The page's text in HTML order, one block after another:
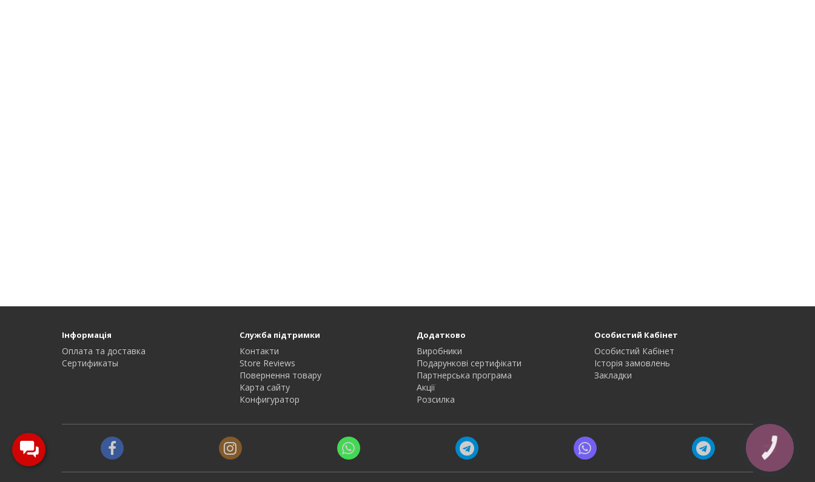
Інформація
Оплата та доставка
Сертификаты
Служба підтримки
Контакти
Store Reviews
Повернення товару
Карта сайту
Конфигуратор
Додатково
Виробники
Подарункові сертифікати
Партнерська програма
Акції
Розсилка
Особистий Кабінет
Особистий Кабінет
Історія замовлень
Закладки